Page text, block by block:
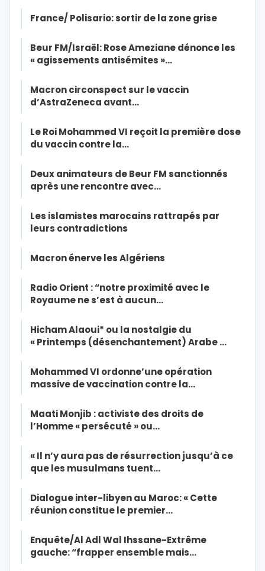
France/ Polisario: sortir de la zone grise
Beur FM/Israël: Rose Ameziane dénonce les
« agissements antisémites »…
Macron circonspect sur le vaccin
d’AstraZeneca avant…
Le Roi Mohammed VI reçoit la première dose
du vaccin contre la…
Deux animateurs de Beur FM sanctionnés
après une rencontre avec…
Les islamistes marocains rattrapés par
leurs contradictions
Macron énerve les Algériens
Radio Orient : “notre proximité avec le
Royaume ne s’est à aucun…
Hicham Alaoui* ou la nostalgie du
« Printemps (désenchantement) Arabe …
Mohammed VI ordonne’une opération
massive de vaccination contre la…
Maati Monjib : activiste des droits de
l’Homme « persécuté » ou…
« Il n’y aura pas de résurrection jusqu’à ce
que les musulmans tuent…
Dialogue inter-libyen au Maroc: « Cette
réunion constitue le premier…
Enquête/Al Adl Wal Ihssane-Extrême
gauche: “frapper ensemble mais…